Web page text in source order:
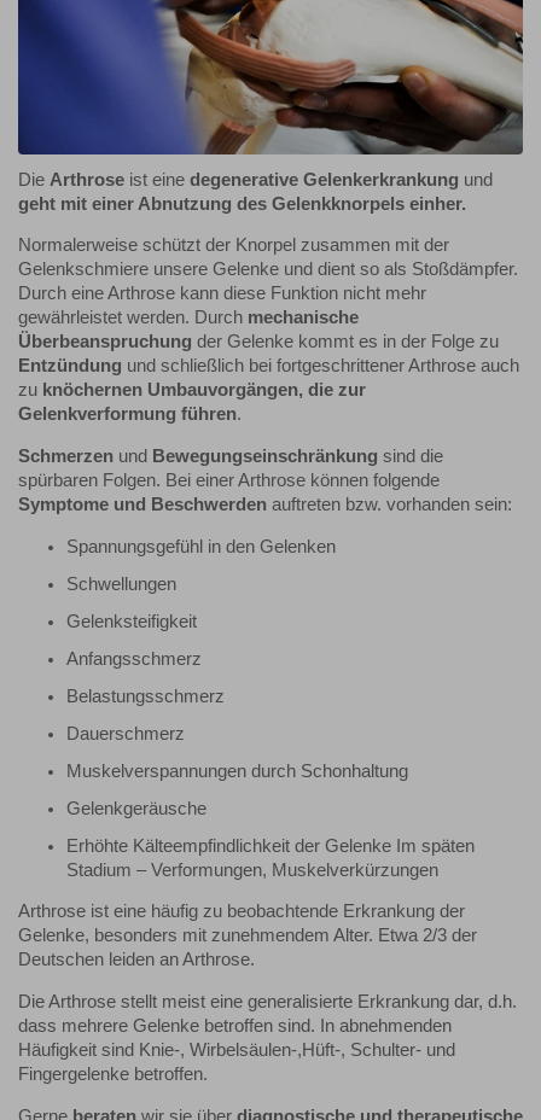
Die Arthrose ist eine degenerative Gelenkerkrankung und
geht mit einer Abnutzung des Gelenkknorpels einher.
Normalerweise schützt der Knorpel zusammen mit der
Gelenkschmiere unsere Gelenke und dient so als Stoßdämpfer.
Durch eine Arthrose kann diese Funktion nicht mehr
gewährleistet werden. Durch mechanische
Überbeanspruchung der Gelenke kommt es in der Folge zu
Entzündung und schließlich bei fortgeschrittener Arthrose auch
zu knöchernen Umbauvorgängen, die zur
Gelenkverformung führen.
Schmerzen und Bewegungseinschränkung sind die
spürbaren Folgen. Bei einer Arthrose können folgende
Symptome und Beschwerden auftreten bzw. vorhanden sein:
Spannungsgefühl in den Gelenken
Schwellungen
Gelenksteifigkeit
Anfangsschmerz
Belastungsschmerz
Dauerschmerz
Muskelverspannungen durch Schonhaltung
Gelenkgeräusche
Erhöhte Kälteempfindlichkeit der Gelenke Im späten
Stadium – Verformungen, Muskelverkürzungen
Arthrose ist eine häufig zu beobachtende Erkrankung der
Gelenke, besonders mit zunehmendem Alter. Etwa 2/3 der
Deutschen leiden an Arthrose.
Die Arthrose stellt meist eine generalisierte Erkrankung dar, d.h.
dass mehrere Gelenke betroffen sind. In abnehmenden
Häufigkeit sind Knie-, Wirbelsäulen-,Hüft-, Schulter- und
Fingergelenke betroffen.
Gerne beraten wir sie über diagnostische und therapeutische